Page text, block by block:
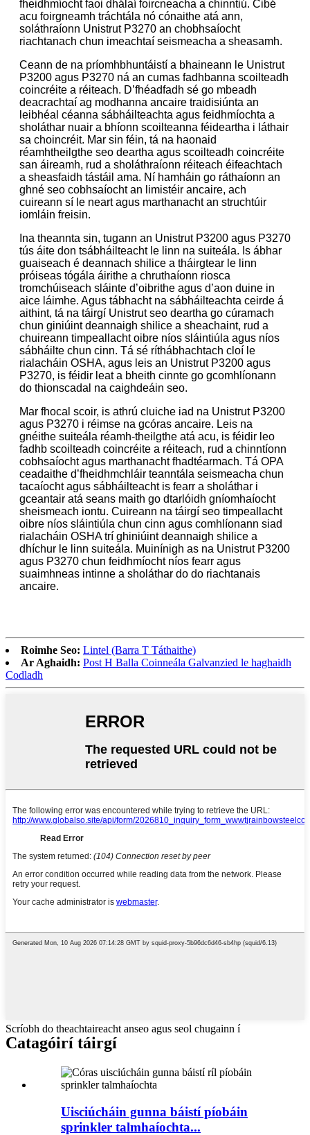
fheidhmíocht faoi dhálaí foircneacha a chinntiú. Cibé
acu foirgneamh tráchtála nó cónaithe atá ann,
soláthraíonn Unistrut P3270 an chobhsaíocht
riachtanach chun imeachtaí seismeacha a sheasamh.
Ceann de na príomhbhuntáistí a bhaineann le Unistrut
P3200 agus P3270 ná an cumas fadhbanna scoilteadh
coincréite a réiteach. D’fhéadfadh sé go mbeadh
deacrachtaí ag modhanna ancaire traidisiúnta an
leibhéal céanna sábháilteachta agus feidhmíochta a
sholáthar nuair a bhíonn scoilteanna féideartha i láthair
sa choincréit. Mar sin féin, tá na haonaid
réamhtheilgthe seo deartha agus scoilteadh coincréite
san áireamh, rud a sholáthraíonn réiteach éifeachtach
a sheasfaidh tástáil ama. Ní hamháin go ráthaíonn an
ghné seo cobhsaíocht an limistéir ancaire, ach
cuireann sí le neart agus marthanacht an struchtúir
iomláin freisin.
Ina theannta sin, tugann an Unistrut P3200 agus P3270
tús áite don tsábháilteacht le linn na suiteála. Is ábhar
guaiseach é deannach shilice a tháirgtear le linn
próiseas tógála áirithe a chruthaíonn riosca
tromchúiseach sláinte d’oibrithe agus d’aon duine in
aice láimhe. Agus tábhacht na sábháilteachta ceirde á
aithint, tá na táirgí Unistrut seo deartha go cúramach
chun giniúint deannaigh shilice a sheachaint, rud a
chuireann timpeallacht oibre níos sláintiúla agus níos
sábháilte chun cinn. Tá sé ríthábhachtach cloí le
rialacháin OSHA, agus leis an Unistrut P3200 agus
P3270, is féidir leat a bheith cinnte go gcomhlíonann
do thionscadal na caighdeáin seo.
Mar fhocal scoir, is athrú cluiche iad na Unistrut P3200
agus P3270 i réimse na gcóras ancaire. Leis na
gnéithe suiteála réamh-theilgthe atá acu, is féidir leo
fadhb scoilteadh coincréite a réiteach, rud a chinntíonn
cobhsaíocht agus marthanacht fhadtéarmach. Tá OPA
ceadaithe d’fheidhmchláir teanntála seismeacha chun
tacaíocht agus sábháilteacht is fearr a sholáthar i
gceantair atá seans maith go dtarlóidh gníomhaíocht
sheismeach iontu. Cuireann na táirgí seo timpeallacht
oibre níos sláintiúla chun cinn agus comhlíonann siad
rialacháin OSHA trí ghiniúint deannaigh shilice a
dhíchur le linn suiteála. Muinínigh as na Unistrut P3200
agus P3270 chun feidhmíocht níos fearr agus
suaimhneas intinne a sholáthar do do riachtanais
ancaire.
Roimhe Seo: Lintel (Barra T Táthaithe)
Ar Aghaidh: Post H Balla Coinneála Galvanzied le haghaidh
Codladh
Scríobh do theachtaireacht anseo agus seol chugainn í
Catagóirí táirgí
Uisciúcháin gunna báistí píobáin
sprinkler talmhaíochta...